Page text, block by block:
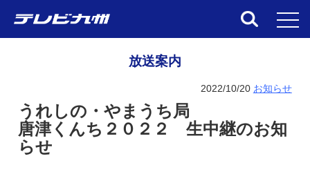
放送案内
2022/10/20 お知らせ
うれしの・やまうち局
唐津くんち２０２２ 生中継のお知
らせ